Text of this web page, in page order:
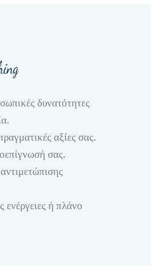
δυνατότητες
αξίες σας.
σας.
ενέργειες ή πλάνο